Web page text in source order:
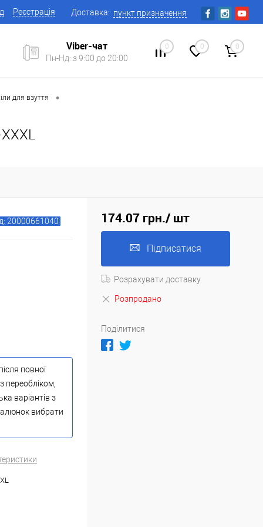
Реєстрація Доставка: пункт призначення
Viber-чат
Пн-Нд: з 9:00 до 20:00
0 0 0
для взуття •
20000661040
повної
переобліком,
варіантів з
вибрати
174.07 грн./ шт
Підписатися
Розрахувати доставку
Розпродано
Поділитися